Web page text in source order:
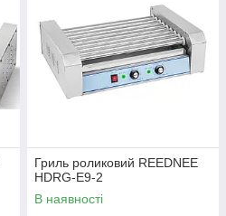
Гриль роликовий REEDNEE
HDRG-E9-2
В наявності